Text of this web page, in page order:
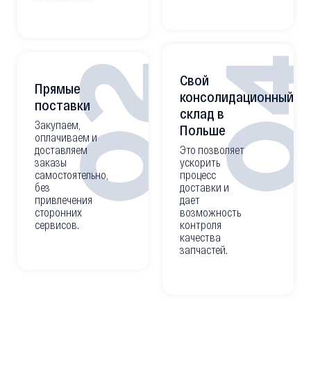
02
Прямые
поставки
Закупаем,
оплачиваем и
доставляем
заказы
самостоятельно,
без
привлечения
сторонних
сервисов.
Свой
консолидационный
склад в
Польше
Это позволяет
ускорить
процесс
доставки и
дает
возможность
контроля
качества
запчастей.